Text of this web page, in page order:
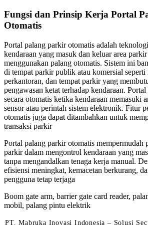
Fungsi dan Prinsip Kerja Portal
Otomatis
Portal palang parkir otomatis adalah
kendaraan yang masuk dan keluar area
menggunakan palang otomatis. Sistem ini
di tempat parkir publik atau komersial seperti
perkantoran, dan tempat parkir yang
pengawasan ketat terhadap kendaraan.
secara otomatis ketika kendaraan memasuki
sensor atau perintah sistem elektronik. Fitur
otomatis juga dapat ditambahkan untuk
transaksi parkir
Portal palang parkir otomatis mempermudah
parkir dalam mengontrol kendaraan yang
tanpa mengandalkan tenaga kerja manual.
efisiensi meningkat, kemacetan berkurang,
pengguna tetap terjaga
Boom gate arm, barrier gate card reader,
mobil, palang pintu elektrik
PT. Mabruka Inovasi Indonesia – Solusi